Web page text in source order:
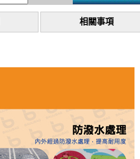
相關事項